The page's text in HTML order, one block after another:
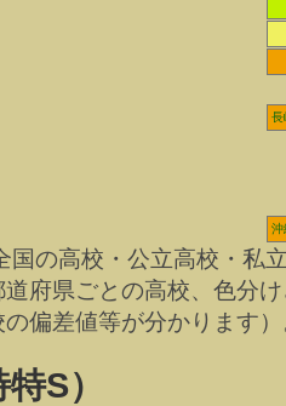
長
沖
の高校・公立高校・私
府県ごとの高校、色分
偏差値等が分かります
S）